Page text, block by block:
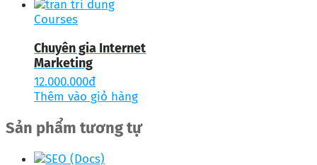
Courses
Chuyên gia Internet
Marketing
12.000.000đ
Thêm vào giỏ hàng
Sản phẩm tương tự